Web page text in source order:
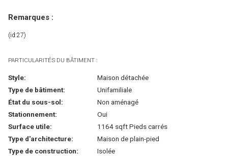
Remarques :
(id:27)
PARTICULARITÉS DU BÂTIMENT :
Style:
Maison détachée
Type de bâtiment:
Unifamiliale
État du sous-sol:
Non aménagé
Stationnement:
Oui
Surface utile:
1164 sqft Pieds carrés
Type d'architecture:
Maison de plain-pied
Type de construction:
Isolée